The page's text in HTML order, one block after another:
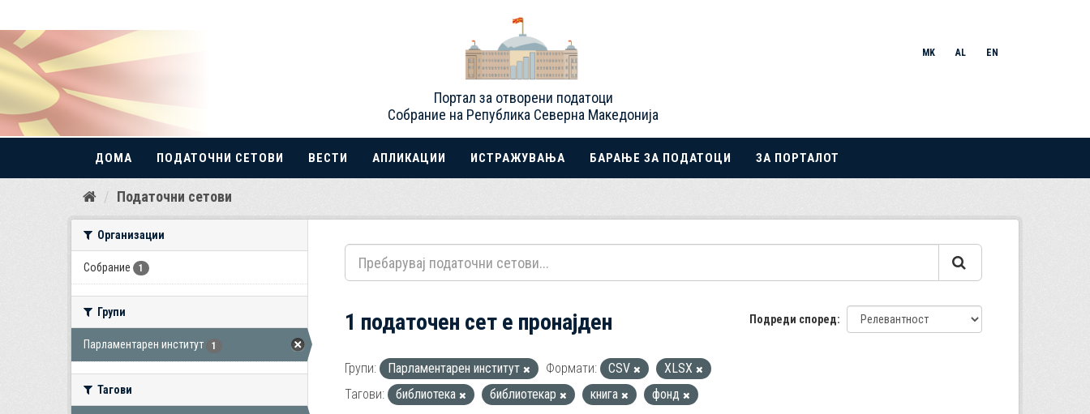
Прескокнете
Портал за отворени податоци
Собрание на Република Северна Македонија
MK AL EN
ДОМА ПОДАТОЧНИ СЕТОВИ ВЕСТИ АПЛИКАЦИИ ИСТРАЖУВАЊА БАРАЊЕ ЗА ПОДАТОЦИ ЗА ПОРТАЛОТ
Податочни сетови
Организации
Собрание 1
Групи
Парламентарен институт 1
Тагови
Подреди според
1 податочен сет е пронајден
Групи: Парламентарен институт Формати: CSV
XLSX
Тагови:
библиотека библиотекар книга фонд